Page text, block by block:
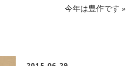
今年は豊作です »